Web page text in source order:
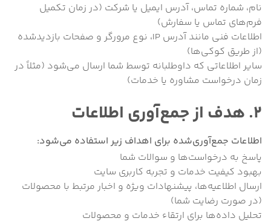
نام، شماره تماس، آدرس ایمیل یا شرکت (در زمان تکمیل
فرم‌های تماس یا سفارش)
اطلاعات فنی مانند آدرس IP، نوع مرورگر و صفحات بازدیدشده
(از طریق کوکی‌ها)
سایر اطلاعاتی که داوطلبانه توسط شما ارسال می‌شود (مثلاً در
زمان درخواست مشاوره یا خدمات)
۲. هدف از جمع‌آوری اطلاعات
اطلاعات جمع‌آوری‌شده برای اهداف زیر استفاده می‌شود:
پاسخ به درخواست‌ها و سوالات شما
بهبود کیفیت خدمات و تجربه کاربری سایت
ارسال اطلاعیه‌ها، پیشنهادات ویژه و اخبار مرتبط با محصولات
(در صورت رضایت شما)
تحلیل داده‌ها برای ارتقاء خدمات و محصولات